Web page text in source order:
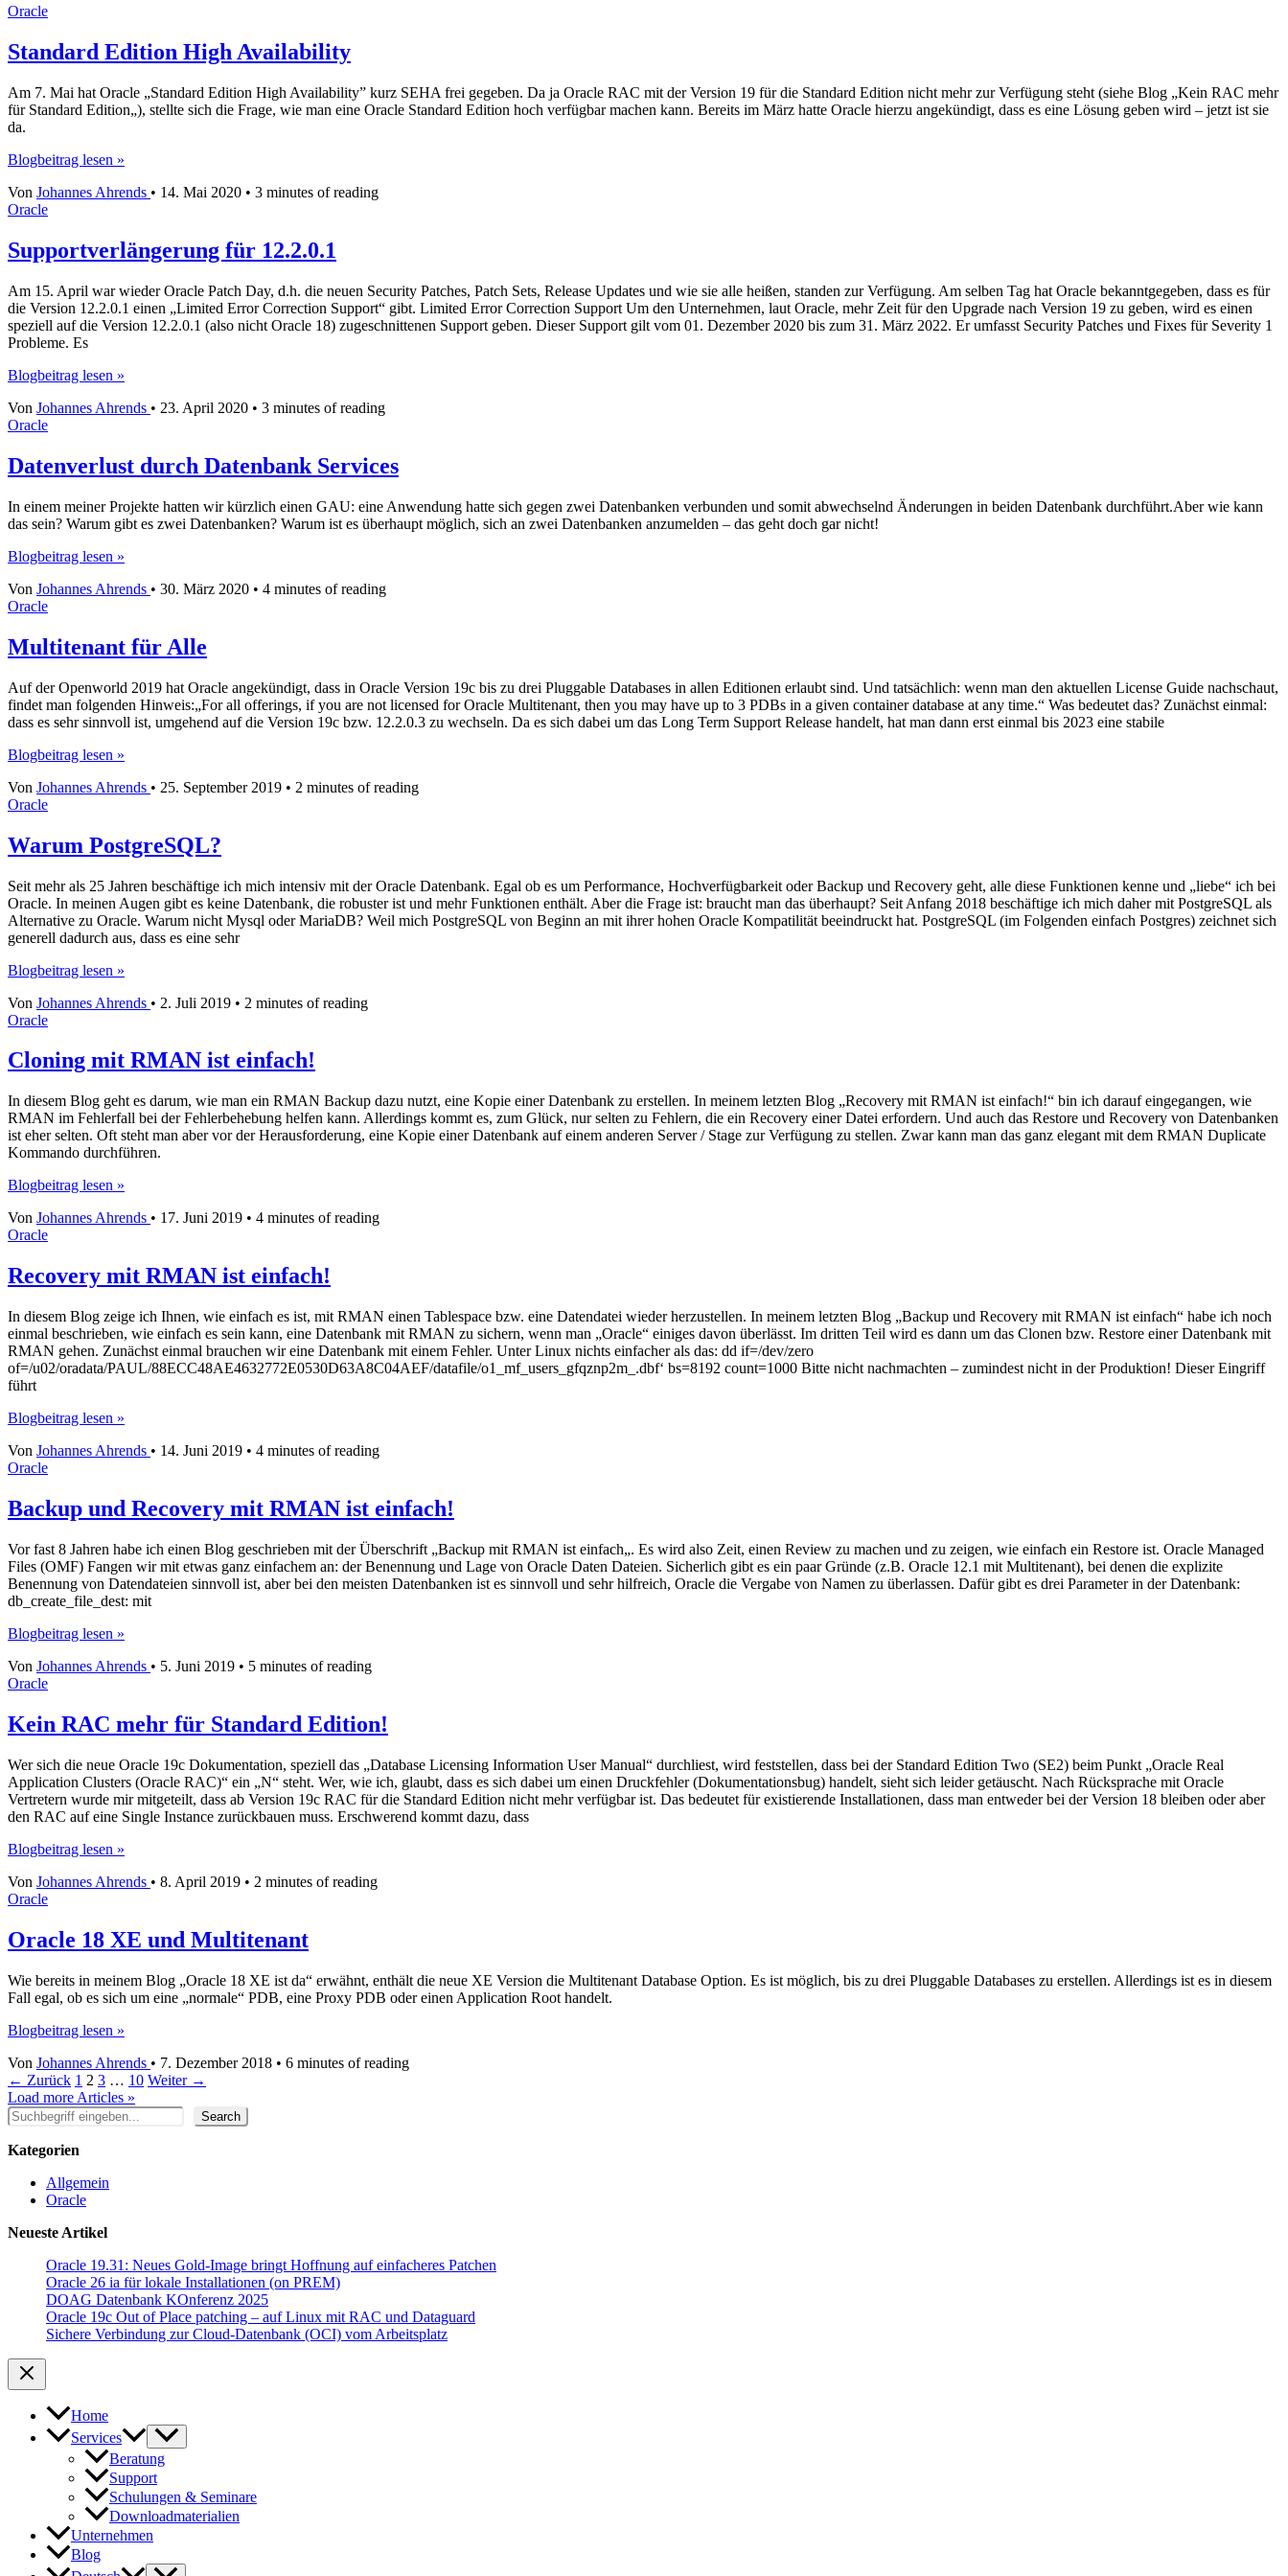
by
category
Oracle
Standard Edition High Availability
Am 7. Mai hat Oracle „Standard Edition High Availability” kurz SEHA frei gegeben. Da ja Oracle RAC mit der Version 19 für die Standard Edition nicht mehr zur Verfügung steht (siehe Blog „Kein RAC mehr
für Standard Edition„), stellte sich die Frage, wie man eine Oracle Standard Edition hoch verfügbar machen kann. Bereits im März hatte Oracle hierzu angekündigt, dass es eine Lösung geben wird – jetzt ist sie
da.
Standard
High
Availability
Blogbeitrag lesen »
Von Johannes Ahrends • 14. Mai 2020 • 3 minutes of reading
Oracle
Supportverlängerung für 12.2.0.1
Am 15. April war wieder Oracle Patch Day, d.h. die neuen Security Patches, Patch Sets, Release Updates und wie sie alle heißen, standen zur Verfügung. Am selben Tag hat Oracle bekanntgegeben, dass es für
die Version 12.2.0.1 einen „Limited Error Correction Support“ gibt. Limited Error Correction Support Um den Unternehmen, laut Oracle, mehr Zeit für den Upgrade nach Version 19 zu geben, wird es einen
speziell auf die Version 12.2.0.1 (also nicht Oracle 18) zugeschnittenen Support geben. Dieser Support gilt vom 01. Dezember 2020 bis zum 31. März 2022. Er umfasst Security Patches und Fixes für Severity 1
Probleme. Es
Supportverlängerung
12.2.0.1
Blogbeitrag lesen »
Von Johannes Ahrends • 23. April 2020 • 3 minutes of reading
Oracle
Datenverlust durch Datenbank Services
In einem meiner Projekte hatten wir kürzlich einen GAU: eine Anwendung hatte sich gegen zwei Datenbanken verbunden und somit abwechselnd Änderungen in beiden Datenbank durchführt.Aber wie kann
das sein? Warum gibt es zwei Datenbanken? Warum ist es überhaupt möglich, sich an zwei Datenbanken anzumelden – das geht doch gar nicht!
Datenverlust
Datenbank
Services
Blogbeitrag lesen »
Von Johannes Ahrends • 30. März 2020 • 4 minutes of reading
Oracle
Multitenant für Alle
Auf der Openworld 2019 hat Oracle angekündigt, dass in Oracle Version 19c bis zu drei Pluggable Databases in allen Editionen erlaubt sind. Und tatsächlich: wenn man den aktuellen License Guide nachschaut,
findet man folgenden Hinweis:„For all offerings, if you are not licensed for Oracle Multitenant, then you may have up to 3 PDBs in a given container database at any time.“ Was bedeutet das? Zunächst einmal:
dass es sehr sinnvoll ist, umgehend auf die Version 19c bzw. 12.2.0.3 zu wechseln. Da es sich dabei um das Long Term Support Release handelt, hat man dann erst einmal bis 2023 eine stabile
Multitenant
Alle
Blogbeitrag lesen »
Von Johannes Ahrends • 25. September 2019 • 2 minutes of reading
Oracle
Warum PostgreSQL?
Seit mehr als 25 Jahren beschäftige ich mich intensiv mit der Oracle Datenbank. Egal ob es um Performance, Hochverfügbarkeit oder Backup und Recovery geht, alle diese Funktionen kenne und „liebe“ ich bei
Oracle. In meinen Augen gibt es keine Datenbank, die robuster ist und mehr Funktionen enthält. Aber die Frage ist: braucht man das überhaupt? Seit Anfang 2018 beschäftige ich mich daher mit PostgreSQL als
Alternative zu Oracle. Warum nicht Mysql oder MariaDB? Weil mich PostgreSQL von Beginn an mit ihrer hohen Oracle Kompatilität beeindruckt hat. PostgreSQL (im Folgenden einfach Postgres) zeichnet sich
generell dadurch aus, dass es eine sehr
Warum
Blogbeitrag lesen »
Von Johannes Ahrends • 2. Juli 2019 • 2 minutes of reading
Oracle
Cloning mit RMAN ist einfach!
In diesem Blog geht es darum, wie man ein RMAN Backup dazu nutzt, eine Kopie einer Datenbank zu erstellen. In meinem letzten Blog „Recovery mit RMAN ist einfach!“ bin ich darauf eingegangen, wie
RMAN im Fehlerfall bei der Fehlerbehebung helfen kann. Allerdings kommt es, zum Glück, nur selten zu Fehlern, die ein Recovery einer Datei erfordern. Und auch das Restore und Recovery von Datenbanken
ist eher selten. Oft steht man aber vor der Herausforderung, eine Kopie einer Datenbank auf einem anderen Server / Stage zur Verfügung zu stellen. Zwar kann man das ganz elegant mit dem RMAN Duplicate
Kommando durchführen.
Cloning
RMAN
ist
Blogbeitrag lesen »
Von Johannes Ahrends • 17. Juni 2019 • 4 minutes of reading
Oracle
Recovery mit RMAN ist einfach!
In diesem Blog zeige ich Ihnen, wie einfach es ist, mit RMAN einen Tablespace bzw. eine Datendatei wieder herzustellen. In meinem letzten Blog „Backup und Recovery mit RMAN ist einfach“ habe ich noch
einmal beschrieben, wie einfach es sein kann, eine Datenbank mit RMAN zu sichern, wenn man „Oracle“ einiges davon überlässt. Im dritten Teil wird es dann um das Clonen bzw. Restore einer Datenbank mit
RMAN gehen. Zunächst einmal brauchen wir eine Datenbank mit einem Fehler. Unter Linux nichts einfacher als das: dd if=/dev/zero
of=/u02/oradata/PAUL/88ECC48AE4632772E0530D63A8C04AEF/datafile/o1_mf_users_gfqznp2m_.dbf‘ bs=8192 count=1000 Bitte nicht nachmachten – zumindest nicht in der Produktion! Dieser Eingriff
führt
Recovery
RMAN
ist
Blogbeitrag lesen »
Von Johannes Ahrends • 14. Juni 2019 • 4 minutes of reading
Oracle
Backup und Recovery mit RMAN ist einfach!
Vor fast 8 Jahren habe ich einen Blog geschrieben mit der Überschrift „Backup mit RMAN ist einfach„. Es wird also Zeit, einen Review zu machen und zu zeigen, wie einfach ein Restore ist. Oracle Managed
Files (OMF) Fangen wir mit etwas ganz einfachem an: der Benennung und Lage von Oracle Daten Dateien. Sicherlich gibt es ein paar Gründe (z.B. Oracle 12.1 mit Multitenant), bei denen die explizite
Benennung von Datendateien sinnvoll ist, aber bei den meisten Datenbanken ist es sinnvoll und sehr hilfreich, Oracle die Vergabe von Namen zu überlassen. Dafür gibt es drei Parameter in der Datenbank:
db_create_file_dest: mit
Backup
Recovery
mit
ist
einfach!
Blogbeitrag lesen »
Von Johannes Ahrends • 5. Juni 2019 • 5 minutes of reading
Oracle
Kein RAC mehr für Standard Edition!
Wer sich die neue Oracle 19c Dokumentation, speziell das „Database Licensing Information User Manual“ durchliest, wird feststellen, dass bei der Standard Edition Two (SE2) beim Punkt „Oracle Real
Application Clusters (Oracle RAC)“ ein „N“ steht. Wer, wie ich, glaubt, dass es sich dabei um einen Druckfehler (Dokumentationsbug) handelt, sieht sich leider getäuscht. Nach Rücksprache mit Oracle
Vertretern wurde mir mitgeteilt, dass ab Version 19c RAC für die Standard Edition nicht mehr verfügbar ist. Das bedeutet für existierende Installationen, dass man entweder bei der Version 18 bleiben oder aber
den RAC auf eine Single Instance zurückbauen muss. Erschwerend kommt dazu, dass
Kein
mehr
für
Edition!
Blogbeitrag lesen »
Von Johannes Ahrends • 8. April 2019 • 2 minutes of reading
Oracle
Oracle 18 XE und Multitenant
Wie bereits in meinem Blog „Oracle 18 XE ist da“ erwähnt, enthält die neue XE Version die Multitenant Database Option. Es ist möglich, bis zu drei Pluggable Databases zu erstellen. Allerdings ist es in diesem
Fall egal, ob es sich um eine „normale“ PDB, eine Proxy PDB oder einen Application Root handelt.
Oracle
XE
und
Multitenant
Blogbeitrag lesen »
Von Johannes Ahrends • 7. Dezember 2018 • 6 minutes of reading
← Zurück 1 2 3 … 10 Weiter →
Load more Articles »
Suchen
Search
Kategorien
Allgemein
Oracle
Neueste Artikel
Oracle 19.31: Neues Gold-Image bringt Hoffnung auf einfacheres Patchen
Oracle 26 ia für lokale Installationen (on PREM)
DOAG Datenbank KOnferenz 2025
Oracle 19c Out of Place patching – auf Linux mit RAC und Dataguard
Sichere Verbindung zur Cloud-Datenbank (OCI) vom Arbeitsplatz
Home
Services
Beratung
Support
Schulungen & Seminare
Downloadmaterialien
Unternehmen
Blog